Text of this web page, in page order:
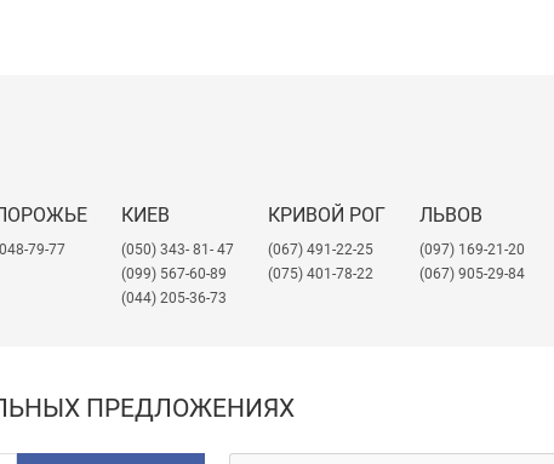
79-77
КИЕВ
(050) 343- 81- 47
(099) 567-60-89
(044) 205-36-73
КРИВОЙ РОГ
(067) 491-22-25
(075) 401-78-22
ЛЬВОВ
​(097) 169-21-20
(067) 905-29-84
ПРЕДЛОЖЕНИЯХ